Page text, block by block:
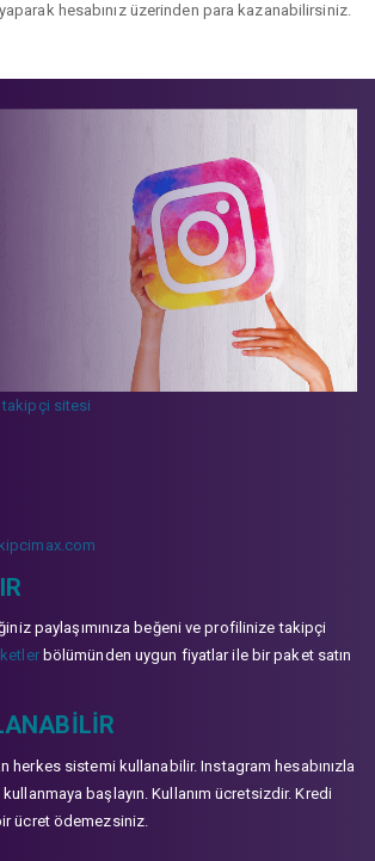
hesabınız üzerinden para kazanabilirsiniz.
takipçi sitesi
paylaşımınıza beğeni ve profilinize takipçi
bölümünden uygun fiyatlar ile bir paket satın
herkes sistemi kullanabilir. Instagram hesabınızla
başlayın. Kullanım ücretsizdir. Kredi
ücret ödemezsiniz.